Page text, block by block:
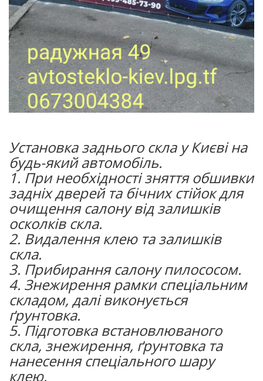
Установка заднього скла у Києві на
будь-який автомобіль.
1. При необхідності зняття обшивки
задніх дверей та бічних стійок для
очищення салону від залишків
осколків скла.
2. Видалення клею та залишків
скла.
3. Прибирання салону пилососом.
4. Знежирення рамки спеціальним
складом, далі виконується
ґрунтовка.
5. Підготовка встановлюваного
скла, знежирення, ґрунтовка та
нанесення спеціального шару
клею.